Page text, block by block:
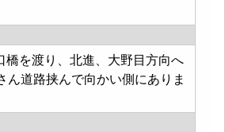
橋を渡り、北進、大野目方向へ
ん道路挟んで向かい側にありま